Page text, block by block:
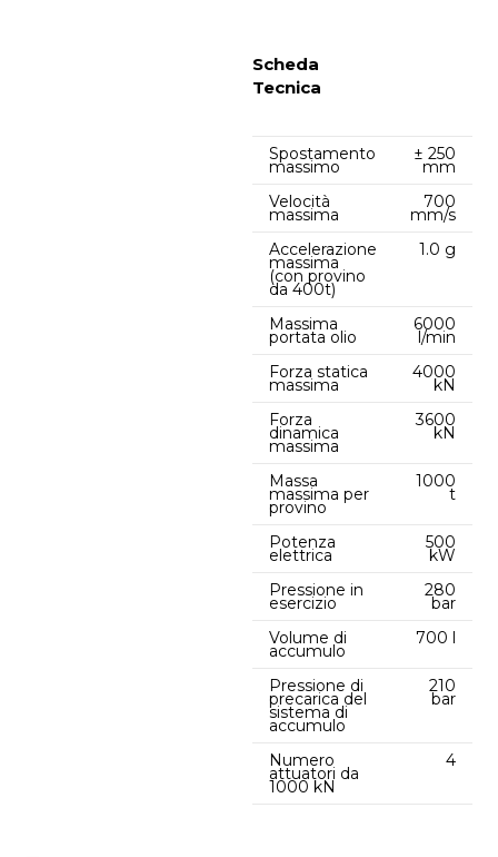
Scheda
Tecnica
Spostamento
massimo
± 250
mm
Velocità
massima
700
mm/s
Accelerazione
massima
(con provino
da 400t)
1.0 g
Massima
portata olio
6000
l/min
Forza statica
massima
4000
kN
Forza
dinamica
massima
3600
kN
Massa
massima per
provino
1000
t
Potenza
elettrica
500
kW
Pressione in
esercizio
280
bar
Volume di
accumulo
700 l
Pressione di
precarica del
sistema di
accumulo
210
bar
Numero
attuatori da
1000 kN
4